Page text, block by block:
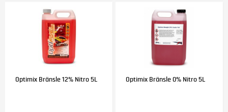
Optimix Bränsle 12% Nitro 5L Optimix Bränsle 0% Nitro 5L